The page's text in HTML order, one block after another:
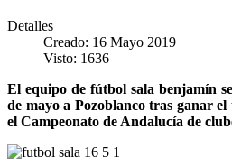
Detalles
Creado: 16 Mayo 2019
Visto: 1636
El equipo de fútbol sala benjamín
de mayo a Pozoblanco tras ganar
el Campeonato de Andalucía de